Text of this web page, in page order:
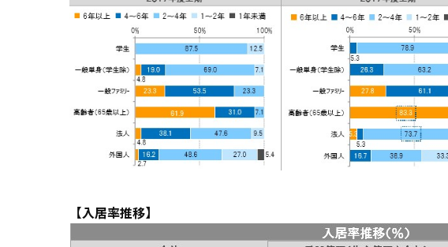
【入居率推移】